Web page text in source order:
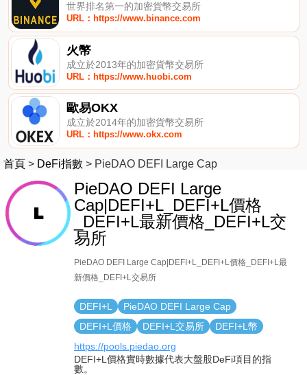
世界排名第一的加密貨幣交易所
URL：https://www.binance.com
火幣
成立於2013年的加密貨幣交易所
URL：https://www.huobi.com
歐易OKX
成立於2014年的加密貨幣交易所
URL：https://www.okx.com
首頁 > DeFi指數 > PieDAO DEFI Large Cap
PieDAO DEFI Large
Cap|DEFI+L_DEFI+L價格
_DEFI+L最新價格_DEFI+L交
易所
PieDAO DEFI Large Cap|DEFI+L_DEFI+L價格_DEFI+L最
新價格_DEFI+L交易所
DEFI+L
PieDAO DEFI Large Cap
DEFI+L價格
DEFI+L交易所
DEFI+L幣
https://pools.piedao.org
DEFI+L價格實時數據代表大盤股DeFi項目的指
數。